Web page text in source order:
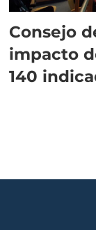
Consejo
impacto
140